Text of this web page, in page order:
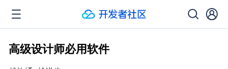
高级设计师必用软件